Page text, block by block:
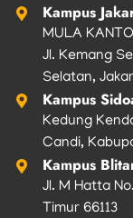
Kampus
MULA
Jl. Kemang
Selatan,
Kampus
Kedung
Candi,
Kampus
Jl. M Hatta
Timur 66113